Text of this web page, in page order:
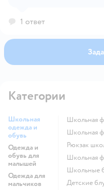
1 ответ
Категории
Школьная
одежда и
обувь
Одежда и
обувь для
малышей
Одежда для
мальчиков
Школьная
Школьная
Рюкзак
Школьная
Детские